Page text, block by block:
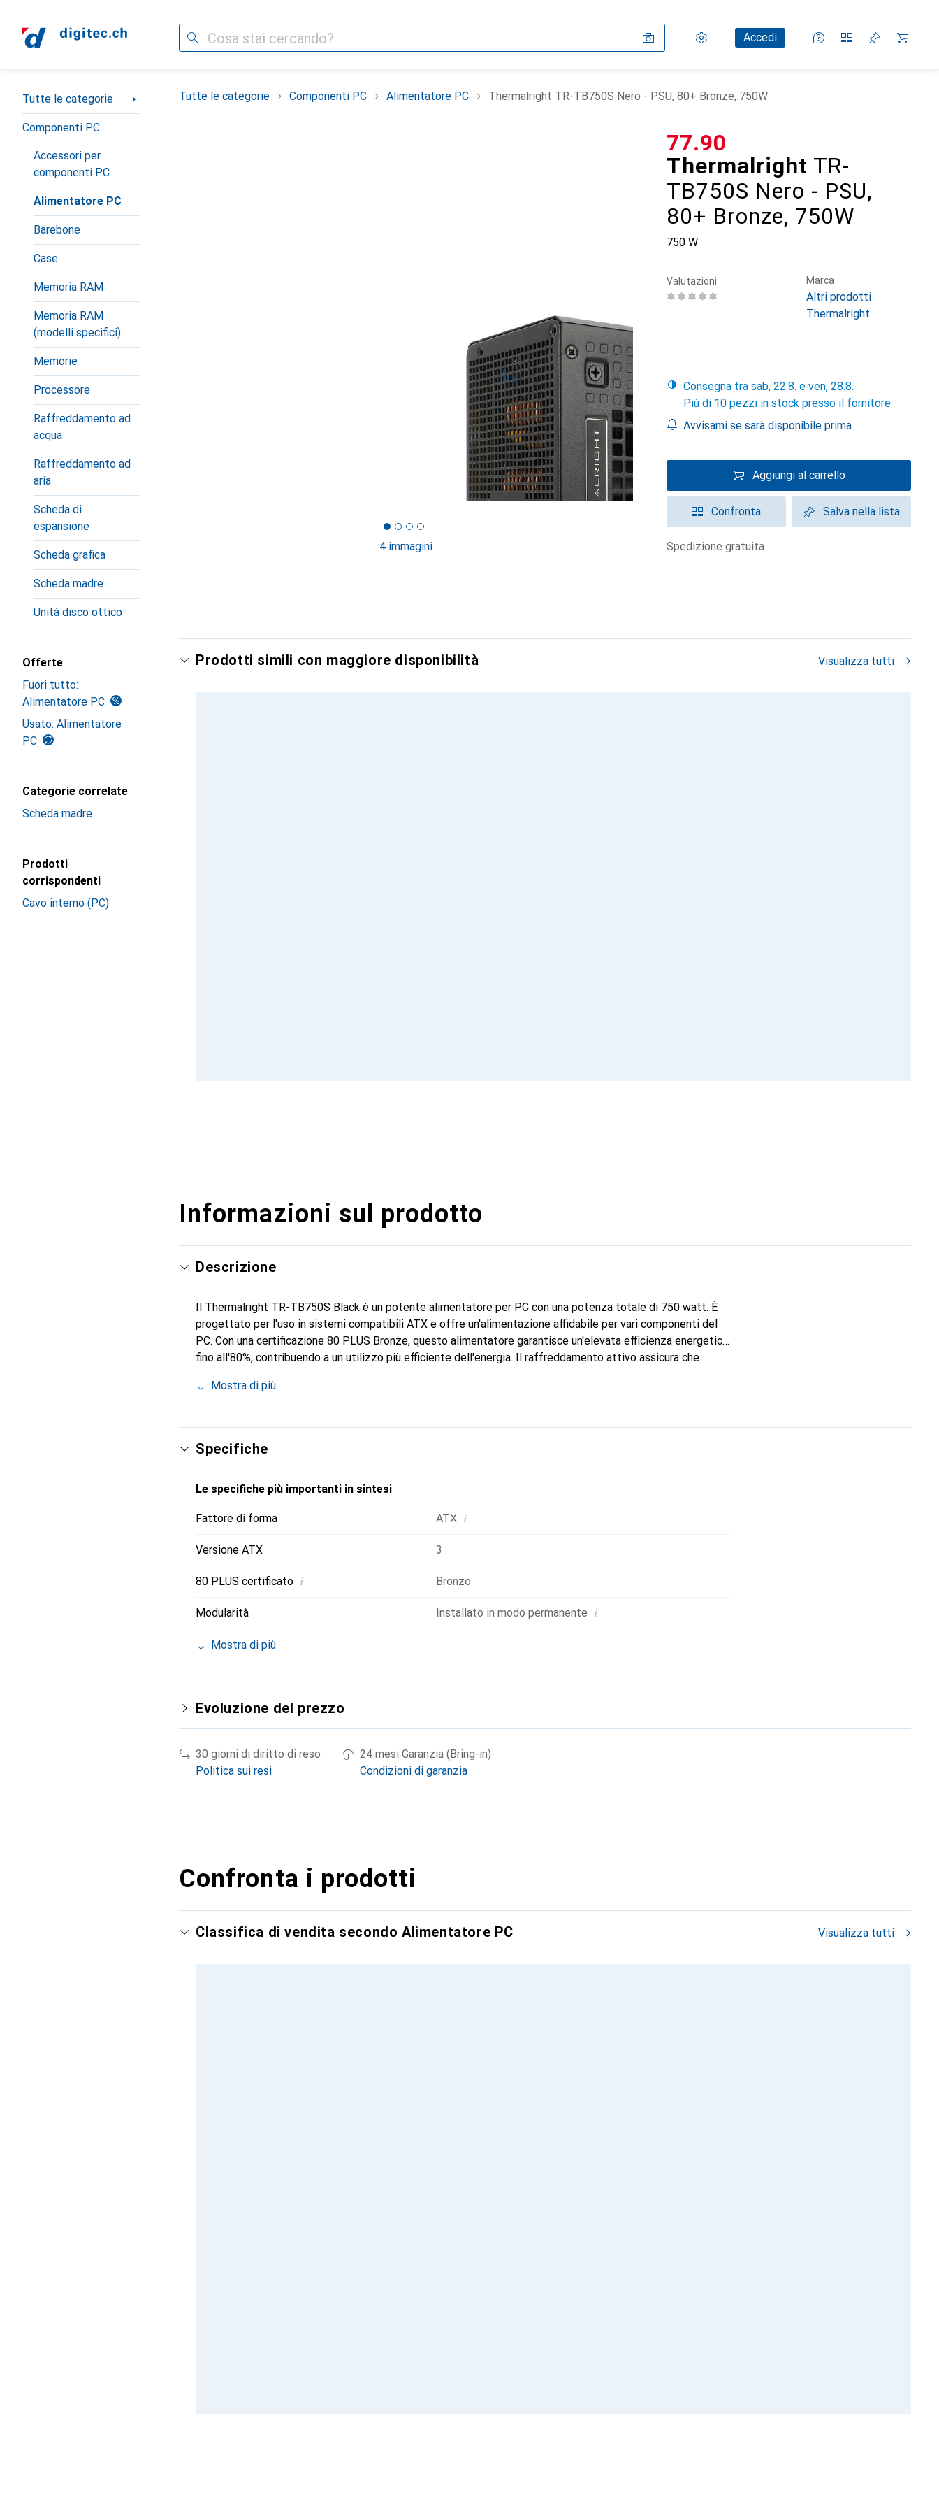
Cerca Impostazioni
Conto clienteAccedi
Liste di confronto
Liste dei desideri
Carrello
Categoria Navigazione
Tutte le categorie
Componenti PC
Accessori per
componenti PC
Alimentatore PC
Barebone
Case
Memoria RAM
Memoria RAM
(modelli specifici)
Memorie
Processore
Raffreddamento ad
acqua
Raffreddamento ad
aria
Scheda di
espansione
Scheda grafica
Scheda madre
Unità disco ottico
Offerte
Fuori tutto:
Alimentatore PC
Usato: Alimentatore
PC
Categorie correlate
Scheda madre
Prodotti
corrispondenti
Cavo interno (PC)
Tutte le categorie Componenti PC Alimentatore PC Thermalright TR-TB750S Nero - PSU, 80+ Bronze, 750W
4 immagini
Thermalright TR-
TB750S Nero - PSU,
80+ Bronze, 750W
750 W
CHF
77.90
Valutazioni Marca
Altri prodotti
Thermalright
Consegna tra sab, 22.8. e ven, 28.8.
Più di 10 pezzi in stock presso il fornitore
Avvisami se sarà disponibile prima
Aggiungi al carrello
Confronta Salva nella lista
spedizione gratuita
Prodotti simili con maggiore disponibilità Visualizza tutti
Informazioni sul prodotto
Descrizione
Il Thermalright TR-TB750S Black è un potente alimentatore per PC con una potenza totale di 750 watt. È
progettato per l'uso in sistemi compatibili ATX e offre un'alimentazione affidabile per vari componenti del
PC. Con una certificazione 80 PLUS Bronze, questo alimentatore garantisce un'elevata efficienza energetica
fino all'80%, contribuendo a un utilizzo più efficiente dell'energia. Il raffreddamento attivo assicura che
funzionamento silenzioso. Il TR-TB750S è dotato di un connettore ATX 20+4 pin, che consente
supporto per 50/60 Hz lo rendono una scelta flessibile per diverse applicazioni.
Mostra di più
Specifiche
Le specifiche più importanti in sintesi
Fattore di forma ATX i
Versione ATX 3
80 PLUS certificato i Bronzo
Modularità Installato in modo permanente i
Mostra di più
Evoluzione del prezzo
30 giorni di diritto di reso
Politica sui resi
24 mesi Garanzia (Bring-in)
Condizioni di garanzia
Confronta i prodotti
Classifica di vendita secondo Alimentatore PC Visualizza tutti